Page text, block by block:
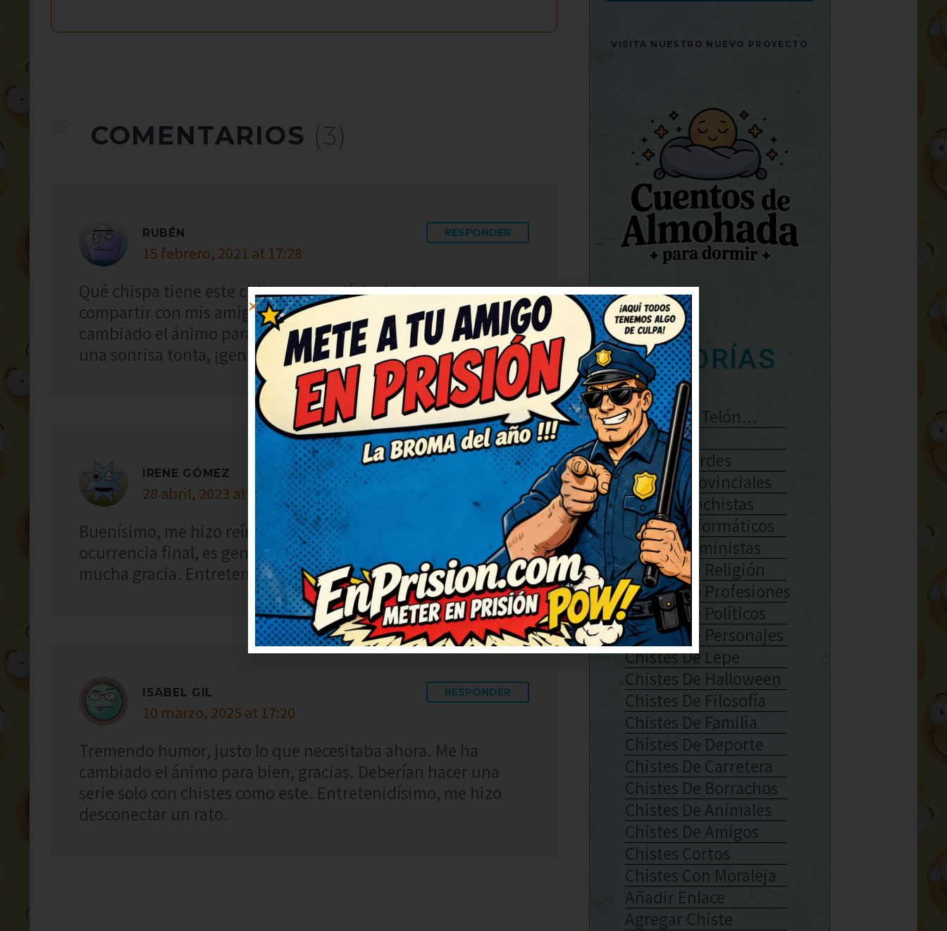
COMENTARIOS (3)
RUBÉN
15 febrero, 2021 at 17:28
RESPONDER
Qué chispa tiene este chiste, me partí de risa. Lo voy a
compartir con mis amigos para que se rían también. Me ha
cambiado el ánimo para bien, gracias. Me he quedado con
una sonrisa tonta, ¡genial!
IRENE GÓMEZ
28 abril, 2023 at 11:02
RESPONDER
Buenísimo, me hizo reír a carcajadas. Me quedo con la
ocurrencia final, es genial. Así da gusto, humor sano y con
mucha gracia. Entretenidísimo, me hizo desconectar un rato.
ISABEL GIL
10 marzo, 2025 at 17:20
RESPONDER
Tremendo humor, justo lo que necesitaba ahora. Me ha
cambiado el ánimo para bien, gracias. Deberían hacer una
serie solo con chistes como este. Entretenidísimo, me hizo
desconectar un rato.
VISITA NUESTRO NUEVO PROYECTO
CATEGORÍAS
Se Abre El Telón…
Enlaces
Chistes Verdes
Chistes Provinciales
Chistes Machistas
Chistes Informáticos
Chistes Feministas
Chistes De Religión
Chistes De Profesiones
Chistes De Políticos
Chistes De Personajes
Chistes De Lepe
Chistes De Halloween
Chistes De Filosofía
Chistes De Familia
Chistes De Deporte
Chistes De Carretera
Chistes De Borrachos
Chistes De Animales
Chistes De Amigos
Chistes Cortos
Chistes Con Moraleja
Añadir Enlace
Agregar Chiste